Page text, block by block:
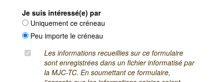
Je suis intéressé(e) par
Uniquement ce créneau
Peu importe le créneau
Les informations recueillies sur ce formulaire
sont enregistrées dans un fichier informatisé par
la MJC-TC. En soumettant ce formulaire,